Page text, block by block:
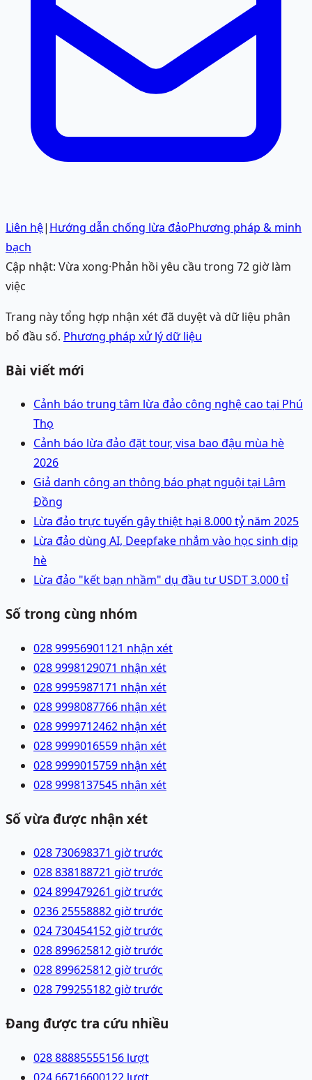
Liên hệ| Hướng dẫn chống lừa đảoPhương pháp & minh
bạch
Cập nhật: Vừa xong·Phản hồi yêu cầu trong 72 giờ làm
việc
Trang này tổng hợp nhận xét đã duyệt và dữ liệu phân
bổ đầu số. Phương pháp xử lý dữ liệu
Bài viết mới
Cảnh báo trung tâm lừa đảo công nghệ cao tại Phú
Thọ
Cảnh báo lừa đảo đặt tour, visa bao đậu mùa hè
2026
Giả danh công an thông báo phạt nguội tại Lâm
Đồng
Lừa đảo trực tuyến gây thiệt hại 8.000 tỷ năm 2025
Lừa đảo dùng AI, Deepfake nhắm vào học sinh dịp
hè
Lừa đảo "kết bạn nhầm" dụ đầu tư USDT 3.000 tỉ
Số trong cùng nhóm
028 99956901121 nhận xét
028 9998129071 nhận xét
028 9995987171 nhận xét
028 9998087766 nhận xét
028 9999712462 nhận xét
028 9999016559 nhận xét
028 9999015759 nhận xét
028 9998137545 nhận xét
Số vừa được nhận xét
028 730698371 giờ trước
028 838188721 giờ trước
024 899479261 giờ trước
0236 25558882 giờ trước
024 730454152 giờ trước
028 899625812 giờ trước
028 899625812 giờ trước
028 799255182 giờ trước
Đang được tra cứu nhiều
028 88885555156 lượt